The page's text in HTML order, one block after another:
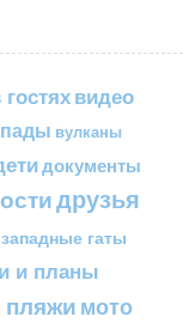
гостяхвидео
вулканы
документы
друзья
западные гаты
и планы
мото